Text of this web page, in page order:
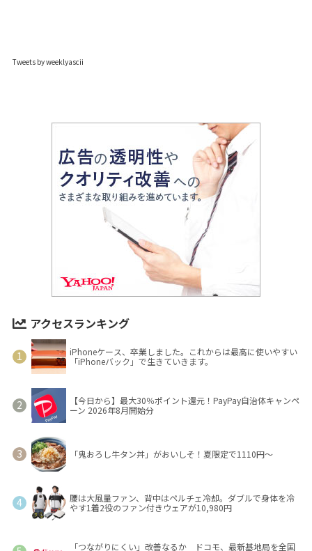
Tweets by weeklyascii
アクセスランキング
iPhoneケース、卒業しました。これからは最高に使いやすい
「iPhoneバック」で生きていきます。
【今日から】最大30％ポイント還元！PayPay自治体キャンペ
ーン 2026年8月開始分
「鬼おろし牛タン丼」がおいしそ！夏限定で1110円～
腰は大風量ファン、背中はペルチェ冷却。ダブルで身体を冷
やす1着2役のファン付きウェアが10,980円
「つながりにくい」改善なるか ドコモ、最新基地局を全国